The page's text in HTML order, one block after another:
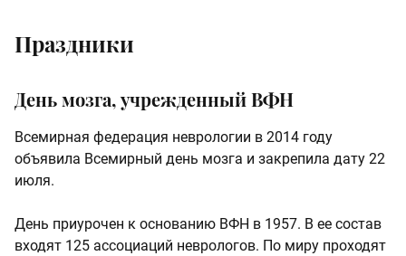
Праздники
День мозга, учрежденный ВФН
Всемирная федерация неврологии в 2014 году
объявила Всемирный день мозга и закрепила дату 22
июля.
День приурочен к основанию ВФН в 1957. В ее состав
входят 125 ассоциаций неврологов. По миру проходят